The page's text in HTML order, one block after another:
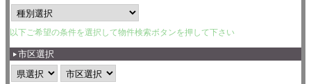
以下ご希望の条件を選択して物件検索ボタンを押して下さい
市区選択